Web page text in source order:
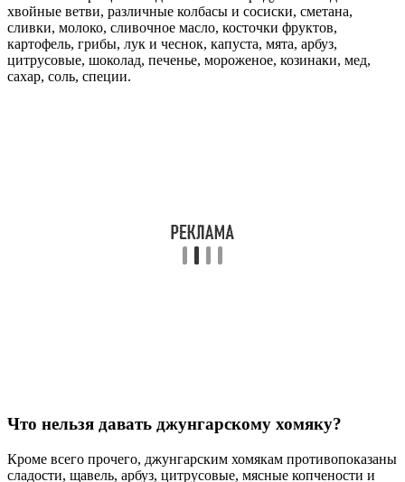
хвойные ветви, различные колбасы и сосиски, сметана,
сливки, молоко, сливочное масло, косточки фруктов,
картофель, грибы, лук и чеснок, капуста, мята, арбуз,
цитрусовые, шоколад, печенье, мороженое, козинаки, мед,
сахар, соль, специи.
Что нельзя давать джунгарскому хомяку?
Кроме всего прочего, джунгарским хомякам противопоказаны
сладости, щавель, арбуз, цитрусовые, мясные копчености и